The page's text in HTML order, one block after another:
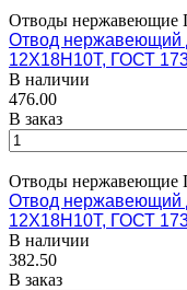
Отводы нержавеющие
Отвод нержавеющий
12Х18Н10Т, ГОСТ
В наличии
476.00
В заказ
Отводы нержавеющие
Отвод нержавеющий
12Х18Н10Т, ГОСТ
В наличии
382.50
В заказ